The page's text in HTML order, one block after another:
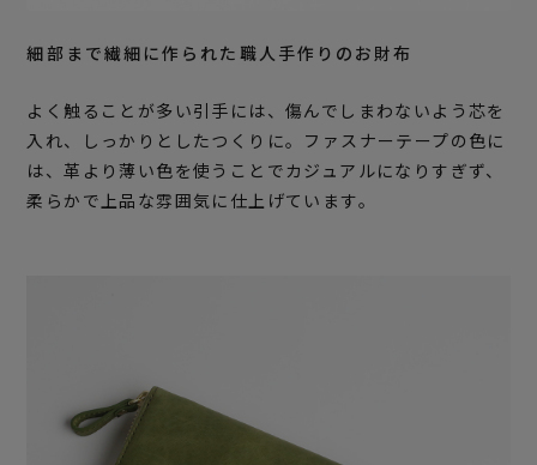
細部まで繊細に作られた職人手作りのお財布
よく触ることが多い引手には、傷んでしまわないよう芯を
入れ、しっかりとしたつくりに。ファスナーテープの色に
は、革より薄い色を使うことでカジュアルになりすぎず、
柔らかで上品な雰囲気に仕上げています。